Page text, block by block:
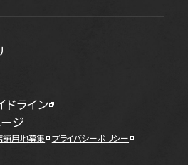
ドライン
ジ
舗用地募集
プライバシーポリシー